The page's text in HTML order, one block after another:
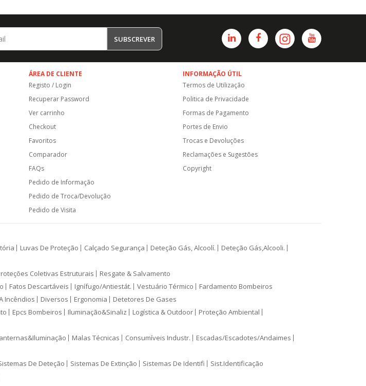
SUBSCREVER
ÁREA DE CLIENTE
Registo / Login
Recuperar Password
Ver carrinho
Checkout
Favoritos
Comparador
FAQs
Pedido de Informação
Pedido de Troca/Devolução
Pedido de Visita
INFORMAÇÃO ÚTIL
Termos de Utilização
Politica de Privacidade
Formas de Pagamento
Portes de Envio
Trocas e Devoluções
Reclamações e Sugestões
Copyright
Luvas De Proteção Calçado Segurança Deteção Gás, Alcoolí.
Deteção Gás,Alcooli.
Coletivas Estruturais Resgate & Salvamento
Fatos Descartáveis Ignífugo/Antiestát. Vestuário Térmico Fardamento Bombeiros
Incêndios Diversos Ergonomia Detetores De Gases
Epcs Bombeiros Iluminação&Sinaliz Logística & Outdoor
Proteção Ambiental
Malas Técnicas Consumíveis Industr.
Escadas/Escadotes/Andaimes
De Deteção Sistemas De Extinção Sistemas De Identifi Sist.Identificação